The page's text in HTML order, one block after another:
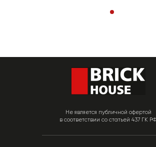
Не является публичной офертой
в соответствии со статьей 437 ГК